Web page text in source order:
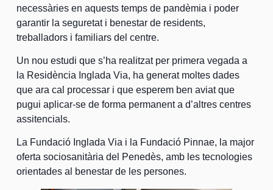
necessàries en aquests temps de pandèmia i poder
garantir la seguretat i benestar de residents,
treballadors i familiars del centre.
Un nou estudi que s’ha realitzat per primera vegada a
la Residència Inglada Via, ha generat moltes dades
que ara cal processar i que esperem ben aviat que
pugui aplicar-se de forma permanent a d’altres centres
assitencials.
La Fundació Inglada Via i la Fundació Pinnae, la major
oferta sociosanitària del Penedès, amb les tecnologies
orientades al benestar de les persones.